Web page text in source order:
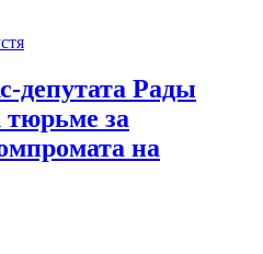
депутата Рады
тюрьме за
на